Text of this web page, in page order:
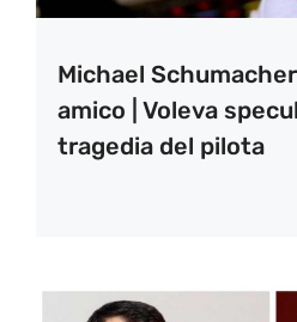
Michael
amico | Voleva
tragedia del pilota